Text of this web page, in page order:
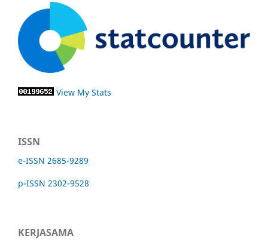
View My Stats
ISSN
e-ISSN 2685-9289
p-ISSN 2302-9528
KERJASAMA